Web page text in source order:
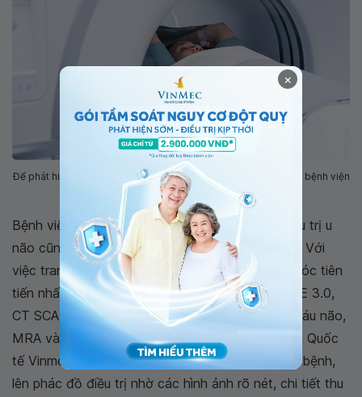
Để phát hiện sớm các bệnh liên quan các bệnh về não cần đến bệnh viện
để được kiểm tra định kỳ
Bệnh viện Đa khoa Quốc tế Vinmec là cơ sở điều trị u
não cũng như các bệnh lý về thần kinh hiệu quả. Với
việc trang bị đầy đủ các thiết bị hiện đại, máy móc tiên
tiến nhất hiện nay như: Máy chụp CHT (MRI) G.E 3.0,
CT SCAN Toshiba 640 slices, máy chụp mạch máu não,
MRA và CTA... Các bác sĩ tại Bệnh viện Đa khoa Quốc
tế Vinmec có thể dễ dàng phát hiện, chẩn đoán bệnh,
lên phác đồ điều trị nhờ các hình ảnh rõ nét, chi tiết thu
×